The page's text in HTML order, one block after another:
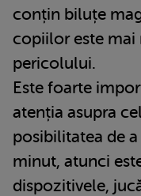
conțin biluțe
copiilor este mai
pericolului.
Este foarte
atenția asupra
posibilitatea de
minut, atunci
dispozitivele,